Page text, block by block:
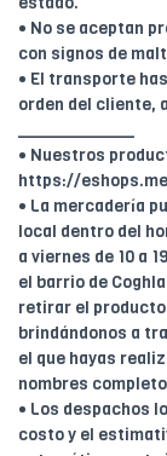
• No se aceptan
con signos de
• El transporte
orden del cliente,
____________
• Nuestros
https://
• La mercadería
local dentro del
a viernes de 10 a
el barrio de
retirar el producto
brindándonos a
el que hayas
nombres
• Los despachos
costo y el